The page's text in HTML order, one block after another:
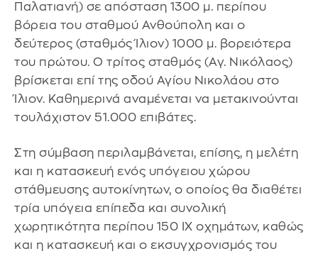
Παλατιανή) σε απόσταση 1300 μ. περίπου
βόρεια του σταθμού Ανθούπολη και ο
δεύτερος (σταθμός Ίλιον) 1000 μ. βορειότερα
του πρώτου. Ο τρίτος σταθμός (Αγ. Νικόλαος)
βρίσκεται επί της οδού Αγίου Νικολάου στο
Ίλιον. Καθημερινά αναμένεται να μετακινούνται
τουλάχιστον 51.000 επιβάτες.
Στη σύμβαση περιλαμβάνεται, επίσης, η μελέτη
και η κατασκευή ενός υπόγειου χώρου
στάθμευσης αυτοκίνητων, ο οποίος θα διαθέτει
τρία υπόγεια επίπεδα και συνολική
χωρητικότητα περίπου 150 ΙΧ οχημάτων, καθώς
και η κατασκευή και ο εκσυγχρονισμός του